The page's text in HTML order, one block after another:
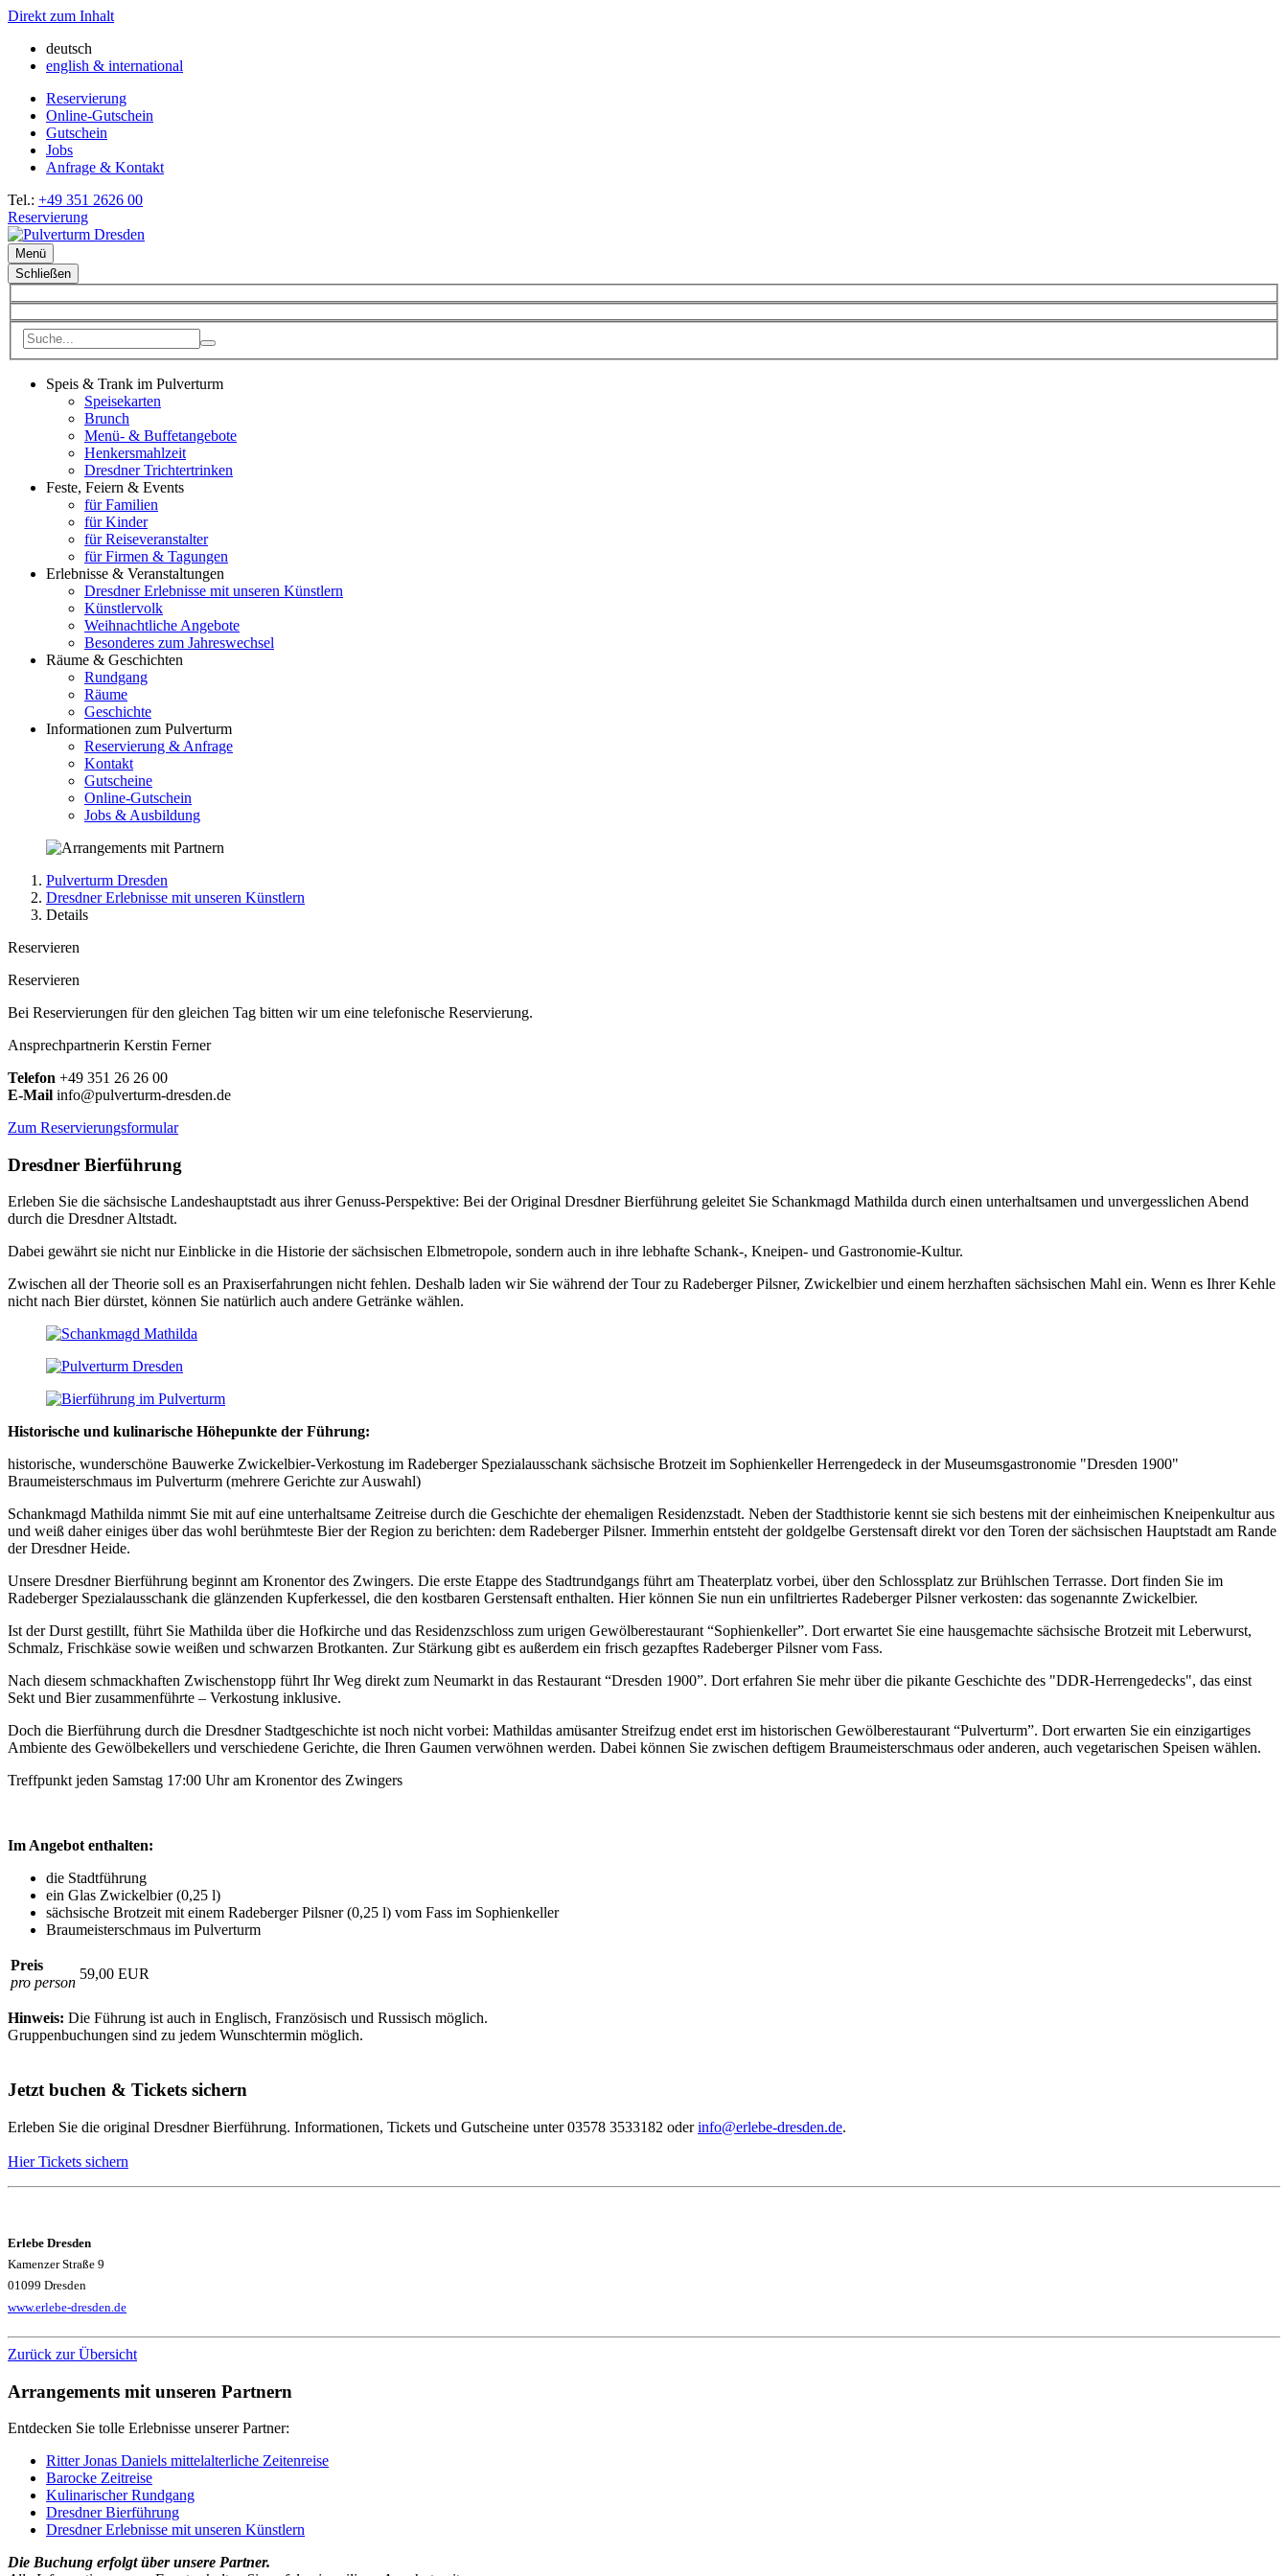
Direkt zum Inhalt
deutsch
english & international
Reservierung
Online-Gutschein
Gutschein
Jobs
Anfrage & Kontakt
Tel.: +49 351 2626 00
Reservierung
Menü
Schließen
Speis & Trank im Pulverturm
Speisekarten
Brunch
Menü- & Buffetangebote
Henkersmahlzeit
Dresdner Trichtertrinken
Feste, Feiern & Events
für Familien
für Kinder
für Reiseveranstalter
für Firmen & Tagungen
Erlebnisse & Veranstaltungen
Dresdner Erlebnisse mit unseren Künstlern
Künstlervolk
Weihnachtliche Angebote
Besonderes zum Jahreswechsel
Räume & Geschichten
Rundgang
Räume
Geschichte
Informationen zum Pulverturm
Reservierung & Anfrage
Kontakt
Gutscheine
Online-Gutschein
Jobs & Ausbildung
Pulverturm Dresden
Dresdner Erlebnisse mit unseren Künstlern
Details
Reservieren
Reservieren
Bei Reservierungen für den gleichen Tag bitten wir um eine telefonische Reservierung.
Ansprechpartnerin Kerstin Ferner
Telefon +49 351 26 26 00
E-Mail info@pulverturm-dresden.de
Zum Reservierungsformular
Dresdner Bierführung
Erleben Sie die sächsische Landeshauptstadt aus ihrer Genuss-Perspektive: Bei der Original Dresdner Bierführung geleitet Sie Schankmagd Mathilda durch einen unterhaltsamen und unvergesslichen Abend
durch die Dresdner Altstadt.
Dabei gewährt sie nicht nur Einblicke in die Historie der sächsischen Elbmetropole, sondern auch in ihre lebhafte Schank-, Kneipen- und Gastronomie-Kultur.
Zwischen all der Theorie soll es an Praxiserfahrungen nicht fehlen. Deshalb laden wir Sie während der Tour zu Radeberger Pilsner, Zwickelbier und einem herzhaften sächsischen Mahl ein. Wenn es Ihrer Kehle
nicht nach Bier dürstet, können Sie natürlich auch andere Getränke wählen.
Historische und kulinarische Höhepunkte der Führung:
historische, wunderschöne Bauwerke Zwickelbier-Verkostung im Radeberger Spezialausschank sächsische Brotzeit im Sophienkeller Herrengedeck in der Museumsgastronomie "Dresden 1900"
Braumeisterschmaus im Pulverturm (mehrere Gerichte zur Auswahl)
Schankmagd Mathilda nimmt Sie mit auf eine unterhaltsame Zeitreise durch die Geschichte der ehemaligen Residenzstadt. Neben der Stadthistorie kennt sie sich bestens mit der einheimischen Kneipenkultur aus
und weiß daher einiges über das wohl berühmteste Bier der Region zu berichten: dem Radeberger Pilsner. Immerhin entsteht der goldgelbe Gerstensaft direkt vor den Toren der sächsischen Hauptstadt am Rande
der Dresdner Heide.
Unsere Dresdner Bierführung beginnt am Kronentor des Zwingers. Die erste Etappe des Stadtrundgangs führt am Theaterplatz vorbei, über den Schlossplatz zur Brühlschen Terrasse. Dort finden Sie im
Radeberger Spezialausschank die glänzenden Kupferkessel, die den kostbaren Gerstensaft enthalten. Hier können Sie nun ein unfiltriertes Radeberger Pilsner verkosten: das sogenannte Zwickelbier.
Ist der Durst gestillt, führt Sie Mathilda über die Hofkirche und das Residenzschloss zum urigen Gewölberestaurant “Sophienkeller”. Dort erwartet Sie eine hausgemachte sächsische Brotzeit mit Leberwurst,
Schmalz, Frischkäse sowie weißen und schwarzen Brotkanten. Zur Stärkung gibt es außerdem ein frisch gezapftes Radeberger Pilsner vom Fass.
Nach diesem schmackhaften Zwischenstopp führt Ihr Weg direkt zum Neumarkt in das Restaurant “Dresden 1900”. Dort erfahren Sie mehr über die pikante Geschichte des "DDR-Herrengedecks", das einst
Sekt und Bier zusammenführte – Verkostung inklusive.
Doch die Bierführung durch die Dresdner Stadtgeschichte ist noch nicht vorbei: Mathildas amüsanter Streifzug endet erst im historischen Gewölberestaurant “Pulverturm”. Dort erwarten Sie ein einzigartiges
Ambiente des Gewölbekellers und verschiedene Gerichte, die Ihren Gaumen verwöhnen werden. Dabei können Sie zwischen deftigem Braumeisterschmaus oder anderen, auch vegetarischen Speisen wählen.
Treffpunkt jeden Samstag 17:00 Uhr am Kronentor des Zwingers
Im Angebot enthalten:
die Stadtführung
ein Glas Zwickelbier (0,25 l)
sächsische Brotzeit mit einem Radeberger Pilsner (0,25 l) vom Fass im Sophienkeller
Braumeisterschmaus im Pulverturm
Preis
pro person
59,00 EUR
Hinweis: Die Führung ist auch in Englisch, Französisch und Russisch möglich.
Gruppenbuchungen sind zu jedem Wunschtermin möglich.
Jetzt buchen & Tickets sichern
Erleben Sie die original Dresdner Bierführung. Informationen, Tickets und Gutscheine unter 03578 3533182 oderinfo@erlebe-dresden.de.
Hier Tickets sichern
Erlebe Dresden
Kamenzer Straße 9
01099 Dresden
www.erlebe-dresden.de
Zurück zur Übersicht
Arrangements mit unseren Partnern
Entdecken Sie tolle Erlebnisse unserer Partner:
Ritter Jonas Daniels mittelalterliche Zeitenreise
Barocke Zeitreise
Kulinarischer Rundgang
Dresdner Bierführung
Dresdner Erlebnisse mit unseren Künstlern
Die Buchung erfolgt über unsere Partner.